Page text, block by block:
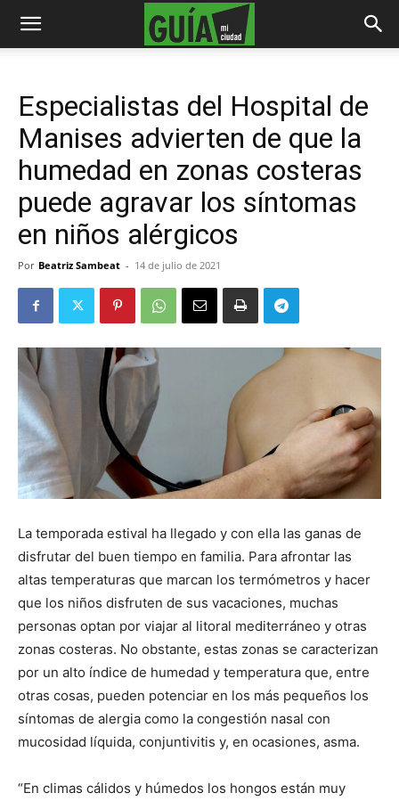
Especialistas del Hospital de
Manises advierten de que la
humedad en zonas costeras
puede agravar los síntomas
en niños alérgicos
Por Beatriz Sambeat - 14 de julio de 2021
La temporada estival ha llegado y con ella las ganas de
disfrutar del buen tiempo en familia. Para afrontar las
altas temperaturas que marcan los termómetros y hacer
que los niños disfruten de sus vacaciones, muchas
personas optan por viajar al litoral mediterráneo y otras
zonas costeras. No obstante, estas zonas se caracterizan
por un alto índice de humedad y temperatura que, entre
otras cosas, pueden potenciar en los más pequeños los
síntomas de alergia como la congestión nasal con
mucosidad líquida, conjuntivitis y, en ocasiones, asma.
“En climas cálidos y húmedos los hongos están muy